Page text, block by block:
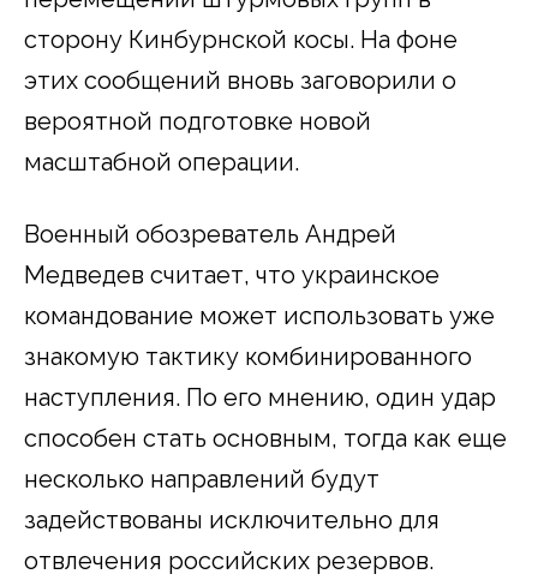
сторону Кинбурнской косы. На фоне
этих сообщений вновь заговорили о
вероятной подготовке новой
масштабной операции.
Военный обозреватель Андрей
Медведев считает, что украинское
командование может использовать уже
знакомую тактику комбинированного
наступления. По его мнению, один удар
способен стать основным, тогда как еще
несколько направлений будут
задействованы исключительно для
отвлечения российских резервов.